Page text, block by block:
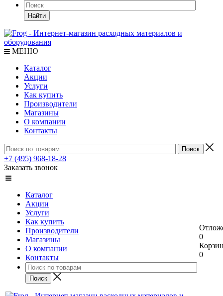
Найти
МЕНЮ
Каталог
Акции
Услуги
Как купить
Производители
Магазины
О компании
Контакты
+7 (495) 968-18-28
Заказать звонок
Каталог
Акции
Услуги
Как купить
Производители
Магазины
О компании
Контакты
0
0